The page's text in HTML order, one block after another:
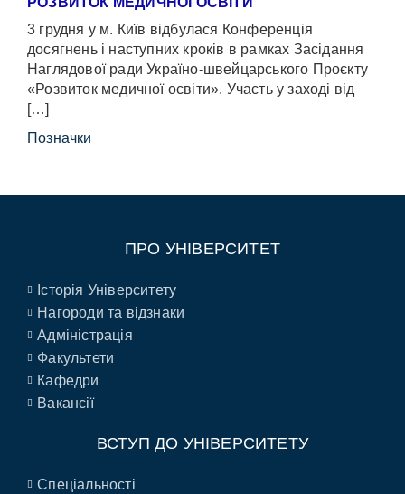
3 грудня у м. Київ відбулася Конференція
досягнень і наступних кроків в рамках Засідання
Наглядової ради Україно-швейцарського Проєкту
«Розвиток медичної освіти». Участь у заході від
[…]
Позначки
ПРО УНІВЕРСИТЕТ
Історія Університету
Нагороди та відзнаки
Адміністрація
Факультети
Кафедри
Вакансії
ВСТУП ДО УНІВЕРСИТЕТУ
Спеціальності